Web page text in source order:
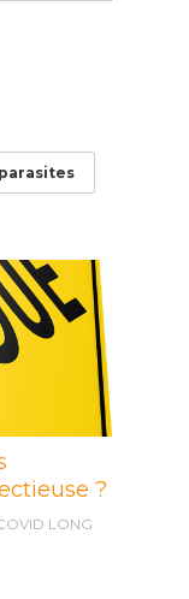
parasites
?
LONG